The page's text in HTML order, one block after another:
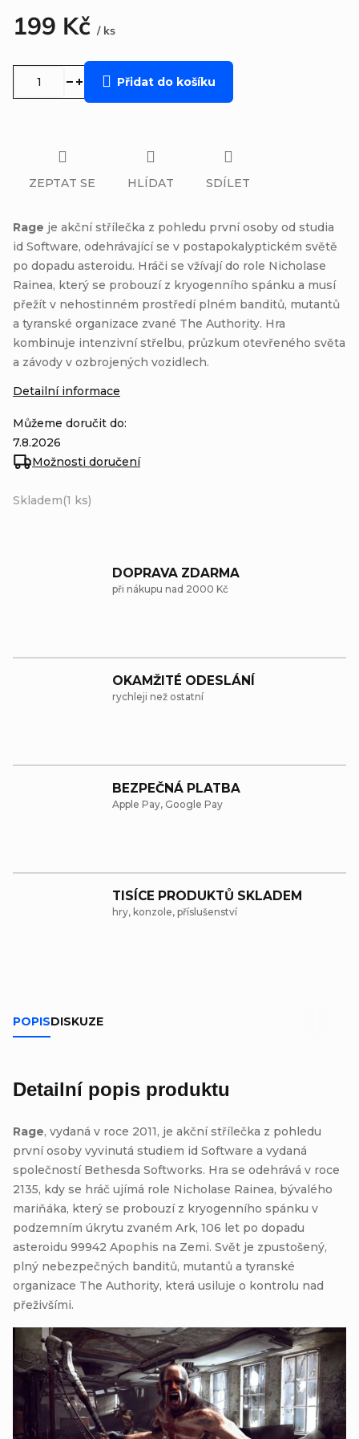
199 Kč / ks
Skladem(1 ks)
Můžeme doručit do:
7.8.2026
Možnosti doručení
Přidat do košíku
Rage je akční střílečka z pohledu první osoby od studia
id Software, odehrávající se v postapokalyptickém světě
po dopadu asteroidu. Hráči se vžívají do role Nicholase
Rainea, který se probouzí z kryogenního spánku a musí
přežít v nehostinném prostředí plném banditů, mutantů
a tyranské organizace zvané The Authority. Hra
kombinuje intenzivní střelbu, průzkum otevřeného světa
a závody v ozbrojených vozidlech.
Detailní informace
ZEPTAT SE HLÍDAT SDÍLET
DOPRAVA ZDARMA
při nákupu nad 2000 Kč
OKAMŽITÉ ODESLÁNÍ
rychleji než ostatní
BEZPEČNÁ PLATBA
Apple Pay, Google Pay
TISÍCE PRODUKTŮ SKLADEM
hry, konzole, příslušenství
POPISDISKUZE
Detailní popis produktu
Rage, vydaná v roce 2011, je akční střílečka z pohledu
první osoby vyvinutá studiem id Software a vydaná
společností Bethesda Softworks. Hra se odehrává v roce
2135, kdy se hráč ujímá role Nicholase Rainea, bývalého
mariňáka, který se probouzí z kryogenního spánku v
podzemním úkrytu zvaném Ark, 106 let po dopadu
asteroidu 99942 Apophis na Zemi. Svět je zpustošený,
plný nebezpečných banditů, mutantů a tyranské
organizace The Authority, která usiluje o kontrolu nad
přeživšími.